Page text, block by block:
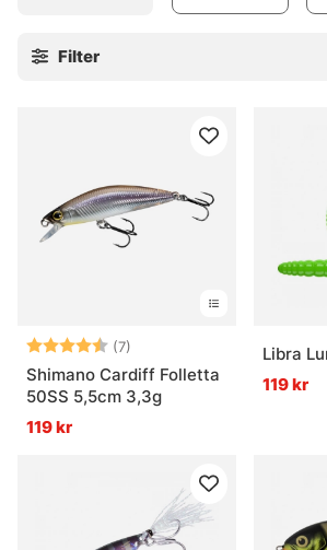
För den som gillar att styra
ett jämnt, slingrande spår är
kort. Små skillnader. Stor effekt.
Jerkbaits Tailbeten
Vanliga frågor om fiskedrag
Vad är ett fiskedrag?
Vad är ett jerkbait?
Filter
Betyg: (7)
4.6 utav 5 stjärnor
Shimano Cardiff Folletta
50SS 5,5cm 3,3g
119 kr
Libra
119 kr